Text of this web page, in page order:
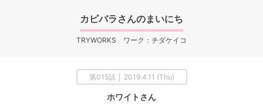
カピバラさんのまいにち
TRYWORKS ワーク：チダケイコ
第015話 │ 2019.4.11 (Thu)
ホワイトさん